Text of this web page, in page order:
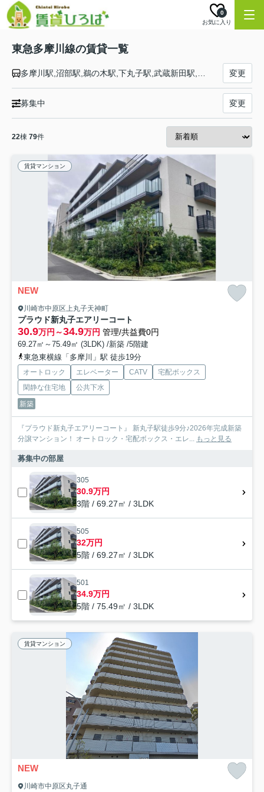
お気に入り
0
東急多摩川線の賃貸一覧
変更
募集中 変更
22棟 79件
賃貸マンション
NEW
川崎市中原区上丸子天神町
プラウド新丸子エアリーコート
30.9万円～34.9万円 管理/共益費0円
69.27㎡～75.49㎡ (3LDK) /新築 /5階建
東急東横線「多摩川」駅 徒歩19分
オートロック エレベーター CATV
宅配ボックス
閑静な住宅地
公共下水
新築
『プラウド新丸子エアリーコート』 新丸子駅徒歩9分♪2026年完成新築
分譲マンション！ オートロック・宅配ボックス・エレ... もっと見る
募集中の部屋
305
30.9万円
3階 / 69.27㎡ / 3LDK
505
32万円
5階 / 69.27㎡ / 3LDK
501
34.9万円
5階 / 75.49㎡ / 3LDK
賃貸マンション
NEW
川崎市中原区丸子通